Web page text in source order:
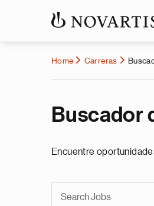
Home Carreras
Buscador
Encuentre